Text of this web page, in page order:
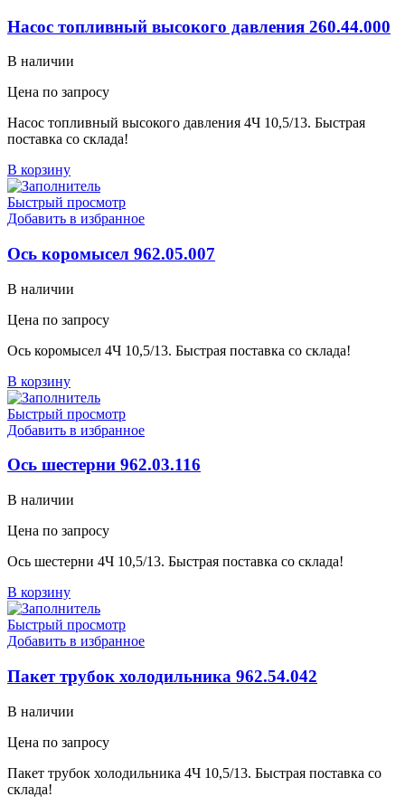
Насос топливный высокого давления 260.44.000
В наличии
Цена по запросу
Насос топливный высокого давления 4Ч 10,5/13. Быстрая
поставка со склада!
В корзину
Быстрый просмотр
Добавить в избранное
Ось коромысел 962.05.007
В наличии
Цена по запросу
Ось коромысел 4Ч 10,5/13. Быстрая поставка со склада!
В корзину
Быстрый просмотр
Добавить в избранное
Ось шестерни 962.03.116
В наличии
Цена по запросу
Ось шестерни 4Ч 10,5/13. Быстрая поставка со склада!
В корзину
Быстрый просмотр
Добавить в избранное
Пакет трубок холодильника 962.54.042
В наличии
Цена по запросу
Пакет трубок холодильника 4Ч 10,5/13. Быстрая поставка со
склада!